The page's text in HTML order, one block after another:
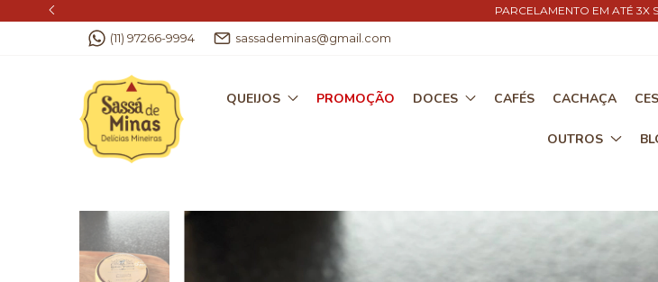
CUPOM DE DESCONTO NA
(11) 97266-9994 sassademinas@gmail.com
QUEIJOS PROMOÇÃO DOCES CAFÉS CACHAÇA
OUTROS